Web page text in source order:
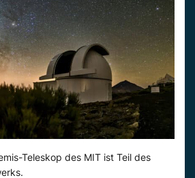
Teleskop des MIT ist Teil des